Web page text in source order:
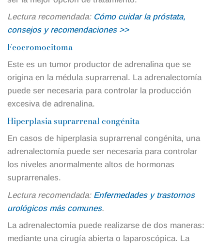
Lectura recomendada: Cómo cuidar la próstata,
consejos y recomendaciones >>
Feocromocitoma
Este es un tumor productor de adrenalina que se
origina en la médula suprarrenal. La adrenalectomía
puede ser necesaria para controlar la producción
excesiva de adrenalina.
Hiperplasia suprarrenal congénita
En casos de hiperplasia suprarrenal congénita, una
adrenalectomía puede ser necesaria para controlar
los niveles anormalmente altos de hormonas
suprarrenales.
Lectura recomendada: Enfermedades y trastornos
urológicos más comunes.
La adrenalectomía puede realizarse de dos maneras:
mediante una cirugía abierta o laparoscópica. La